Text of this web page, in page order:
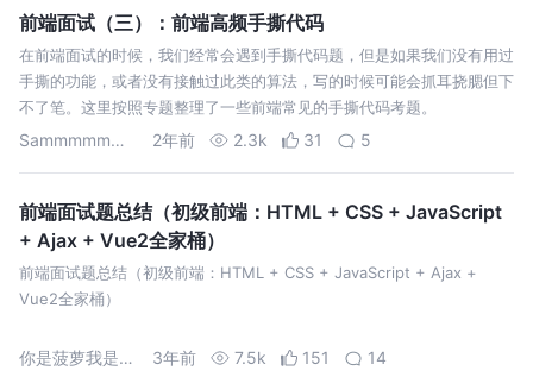
前端面试（三）：前端高频手撕代码
在前端面试的时候，我们经常会遇到手撕代码题，但是如果我们没有用过
手撕的功能，或者没有接触过此类的算法，写的时候可能会抓耳挠腮但下
不了笔。这里按照专题整理了一些前端常见的手撕代码考题。
Sammmmmmmy 2年前 2.3k 31 5
前端面试题总结（初级前端：HTML + CSS + JavaScript
+ Ajax + Vue2全家桶）
前端面试题总结（初级前端：HTML + CSS + JavaScript + Ajax +
Vue2全家桶）
你是菠萝我是面包 3年前 7.5k 151 14